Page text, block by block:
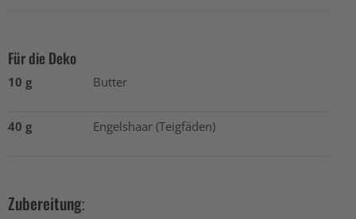
Für die Deko
10 g Butter
40 g Engelshaar (Teigfäden)
Zubereitung: